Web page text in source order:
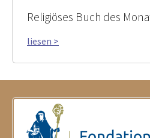
Religiöses Buch des
liesen >